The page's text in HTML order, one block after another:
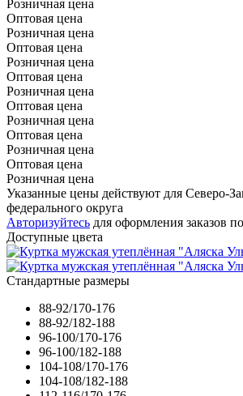
Розничная цена
Оптовая цена
Розничная цена
Оптовая цена
Розничная цена
Оптовая цена
Розничная цена
Оптовая цена
Розничная цена
Оптовая цена
Розничная цена
Оптовая цена
Розничная цена
Указанные цены действуют для Северо-
федерального округа
Авторизуйтесь для оформления заказов
Доступные цвета
Стандартные размеры
88-92/170-176
88-92/182-188
96-100/170-176
96-100/182-188
104-108/170-176
104-108/182-188